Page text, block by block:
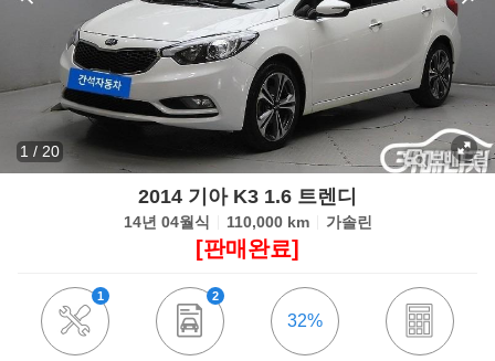
1 / 20
2014 기아 K3 1.6 트렌디
14년 04월식 110,000 km 가솔린
[판매완료]
1 2
32%